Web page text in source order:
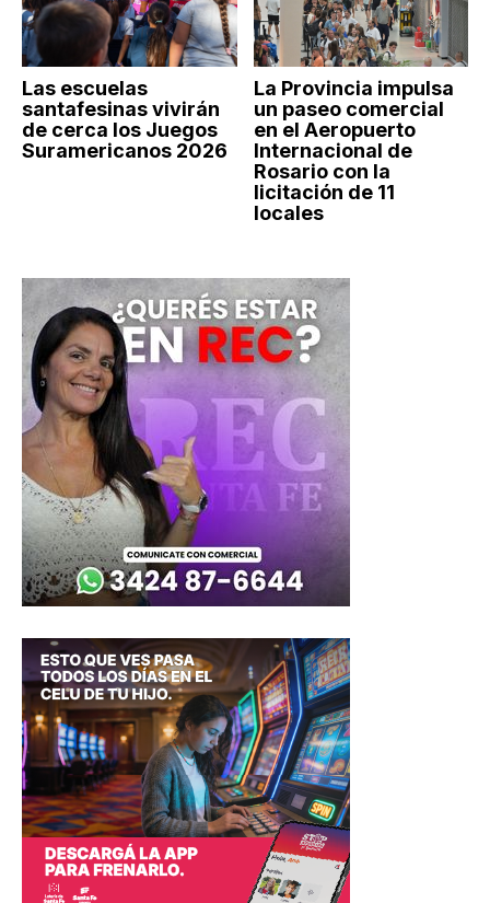
Las escuelas
santafesinas vivirán
de cerca los Juegos
Suramericanos 2026
La Provincia impulsa
un paseo comercial
en el Aeropuerto
Internacional de
Rosario con la
licitación de 11
locales